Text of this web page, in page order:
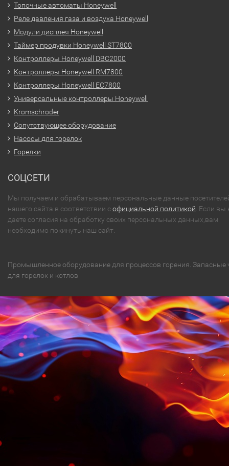
Топочные автоматы Honeywell
Реле давления газа и воздуха Honeywell
Модули дисплея Honeywell
Таймер продувки Honeywell ST7800
Контроллеры Honeywell DBC2000
Контроллеры Honeywell RM7800
Контроллеры Honeywell EC7800
Универсальные контроллеры Honeywell
Kromschroder
Сопутствующее оборудование
Насосы для горелок
Горелки
СОЦСЕТИ
Мы получаем и обрабатываем персональные данные
нашего сайта в соответствии софициальной политикой . Если вы
даете согласия на обработку своих персональных данных,вам
необходимо покинуть наш сайт.
Промышленное оборудование для процессов горения. Запасные
для горелок и котлов